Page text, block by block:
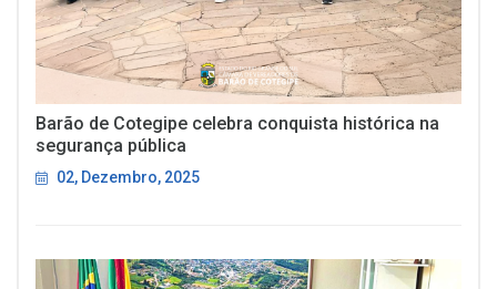
Barão de Cotegipe celebra conquista histórica na
segurança pública
02, Dezembro, 2025